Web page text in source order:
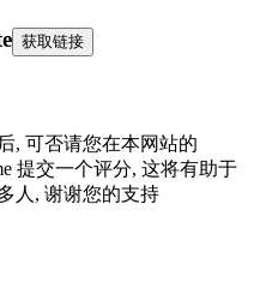
获取链接
, 可否请您在本网站的
提交一个评分, 这将有助于
人, 谢谢您的支持